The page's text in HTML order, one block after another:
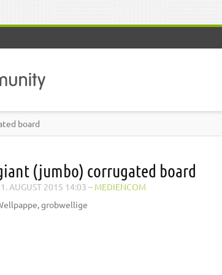
board
(jumbo) corrugated board
AUGUST 2015 14:03 – MEDIENCOM
grobwellige